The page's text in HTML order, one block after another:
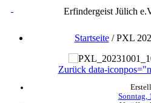
Erfindergeist Jülich
Startseite/PXL
Zurück data-
Sonntag,